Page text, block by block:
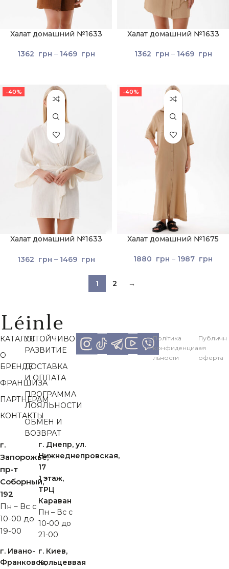
Халат домашний №1633
1362 грн – 1469 грн
Халат домашний №1633
1362 грн – 1469 грн
-40%
Халат домашний №1633
1362 грн – 1469 грн
-40%
Халат домашний №1675
1880 грн – 1987 грн
1 2 →
г.
Запорожье,
пр-т
Cоборный,
192
Пн – Вс с
10-00 до
19-00
г. Днепр, ул.
Нижнеднепровская,
17
1 этаж,
ТРЦ
Караван
Пн – Вс с
10-00 до
21-00
г. Ивано-
Франковск,
г. Киев,
Кольцеввая
КАТАЛОГ
О
БРЕНДЕ
ФРАНШИЗА
ПАРТНЕРАМ
КОНТАКТЫ
УСТОЙЧИВОЕ
РАЗВИТИЕ
ДОСТАВКА
И ОПЛАТА
ПРОГРАММА
ЛОЯЛЬНОСТИ
ОБМЕН И
ВОЗВРАТ
Політика
конфиденциа
льности
Публичн
ая
оферта